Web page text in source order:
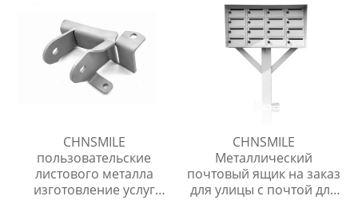
CHNSMILE
пользовательские
листового металла
изготовление услуг
CHNSMILE
Металлический
почтовый ящик на заказ
для улицы с почтой для